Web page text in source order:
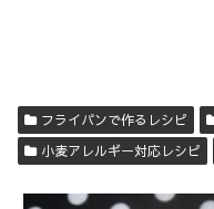
フライパンで作るレシピ
小麦アレルギー対応レシピ